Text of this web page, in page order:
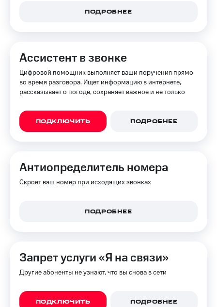
ПОДРОБНЕЕ
Ассистент в звонке
Цифровой помощник выполняет ваши поручения прямо
во время разговора. Ищет информацию в интернете,
рассказывает о погоде, сохраняет важное и не только
ПОДКЛЮЧИТЬ ПОДРОБНЕЕ
Анти­определитель номера
Скроет ваш номер при исходящих звонках
ПОДРОБНЕЕ
Запрет услуги «Я на связи»
Другие абоненты не узнают, что вы снова в сети
ПОДКЛЮЧИТЬ ПОДРОБНЕЕ